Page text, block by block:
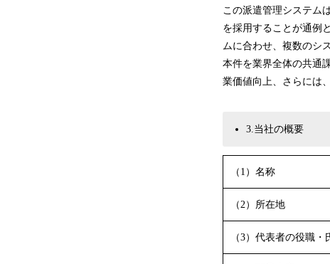
この派遣管理システム
を採用することが通例
ムに合わせ、複数のシ
本件を業界全体の共通
業価値向上、さらには
3.当社の概要
（1）名称
（2）所在地
（3）代表者の役職・